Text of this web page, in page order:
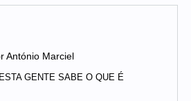
António Marciel
GENTE SABE O QUE É